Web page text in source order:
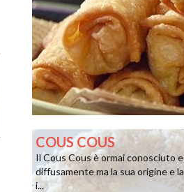
COUS COUS
Il Cous Cous è ormai conosciuto
diffusamente ma la sua origine e
i...